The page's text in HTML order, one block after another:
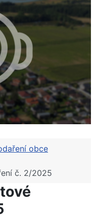
obce
č. 2/2025